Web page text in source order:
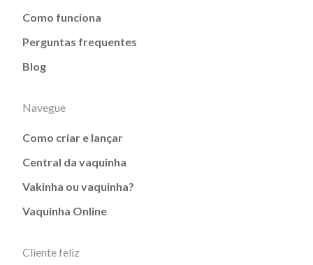
Como funciona
Perguntas frequentes
Blog
Navegue
Como criar e lançar
Central da vaquinha
Vakinha ou vaquinha?
Vaquinha Online
Cliente feliz